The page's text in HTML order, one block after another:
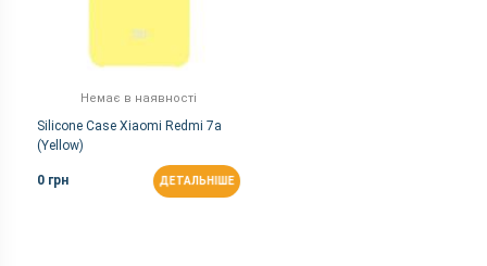
Немає в наявності
Silicone Case Xiaomi Redmi 7a
(Yellow)
0 грн ДЕТАЛЬНІШЕ